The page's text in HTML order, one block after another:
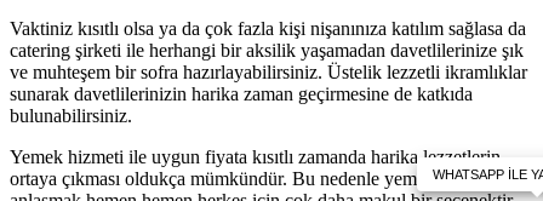
Vaktiniz kısıtlı olsa ya da çok fazla kişi nişanınıza katılım sağlasa da
catering şirketi ile herhangi bir aksilik yaşamadan davetlilerinize şık
ve muhteşem bir sofra hazırlayabilirsiniz. Üstelik lezzetli ikramlıklar
sunarak davetlilerinizin harika zaman geçirmesine de katkıda
bulunabilirsiniz.
Yemek hizmeti ile uygun fiyata kısıtlı zamanda harika lezzetlerin
ortaya çıkması oldukça mümkündür. Bu nedenle yemek şirketleri ile